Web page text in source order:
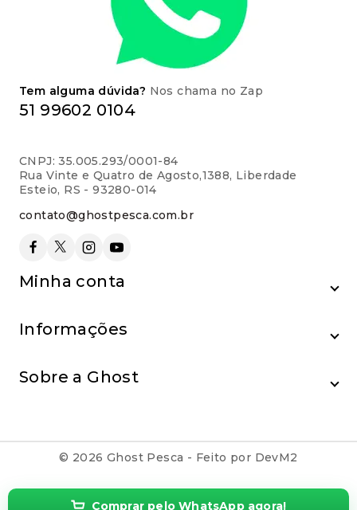
Comprar pelo WhatsApp agora!
Tem alguma dúvida? Nos chama no Zap
51 99602 0104
CNPJ: 35.005.293/0001-84
Rua Vinte e Quatro de Agosto,1388, Liberdade
Esteio, RS - 93280-014
contato@ghostpesca.com.br
Minha conta
Informações
Sobre a Ghost
© 2026 Ghost Pesca - Feito por DevM2